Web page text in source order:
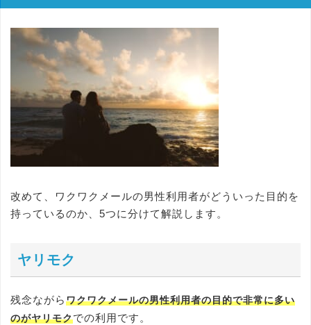
改めて、ワクワクメールの男性利用者がどういった目的を
持っているのか、5つに分けて解説します。
ヤリモク
残念ながらワクワクメールの男性利用者の目的で非常に多い
のがヤリモクでの利用です。